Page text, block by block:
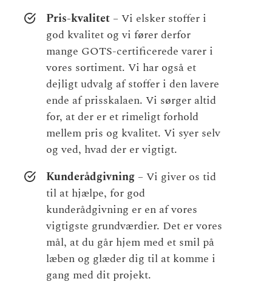
Pris-kvalitet – Vi elsker stoffer i
god kvalitet og vi fører derfor
mange GOTS-certificerede varer i
vores sortiment. Vi har også et
dejligt udvalg af stoffer i den lavere
ende af prisskalaen. Vi sørger altid
for, at der er et rimeligt forhold
mellem pris og kvalitet. Vi syer selv
og ved, hvad der er vigtigt.
Kunderådgivning – Vi giver os tid
til at hjælpe, for god
kunderådgivning er en af vores
vigtigste grundværdier. Det er vores
mål, at du går hjem med et smil på
læben og glæder dig til at komme i
gang med dit projekt.